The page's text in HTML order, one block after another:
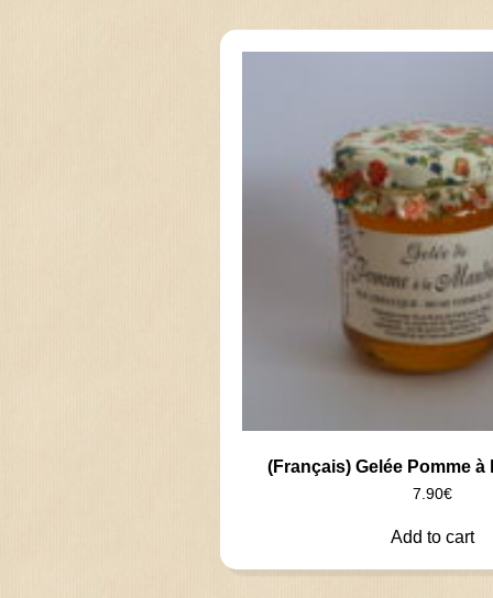
(Français) Gelée Pomme à
7.90€
Add to cart